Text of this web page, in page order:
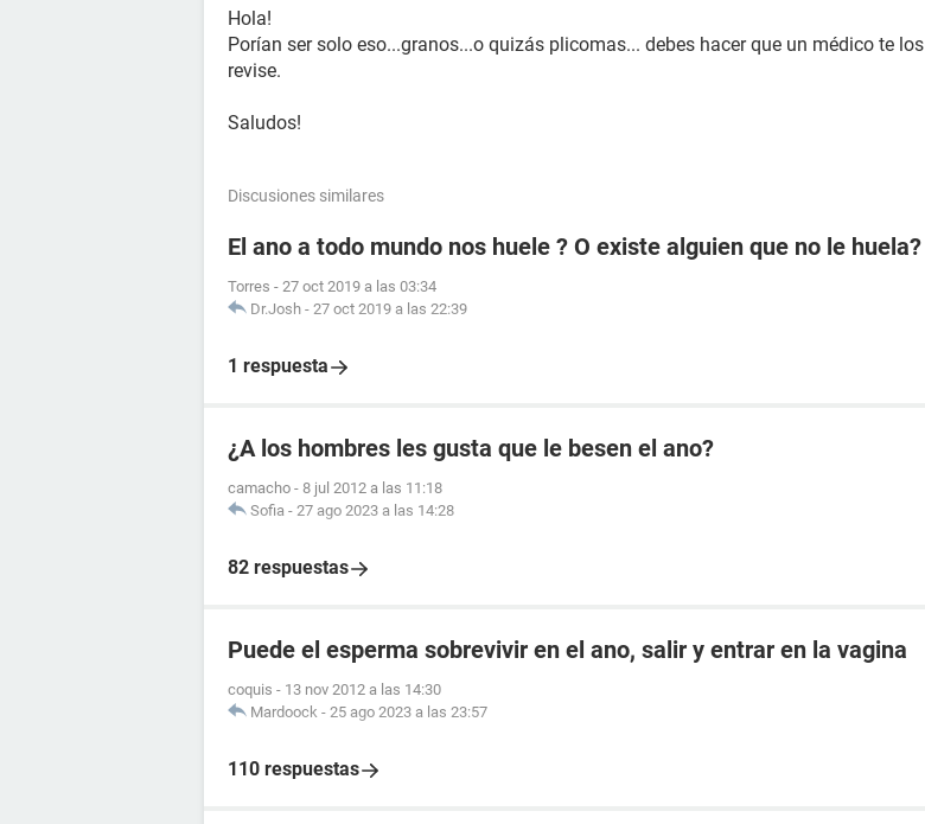
Hola!
Porían ser solo eso...granos...o quizás plicomas... debes hacer que un médico te los
revise.
Saludos!
Discusiones similares
El ano a todo mundo nos huele ? O existe alguien que no le huela?
Torres - 27 oct 2019 a las 03:34
Dr.Josh - 27 oct 2019 a las 22:39
1 respuesta
¿A los hombres les gusta que le besen el ano?
camacho - 8 jul 2012 a las 11:18
Sofia - 27 ago 2023 a las 14:28
82 respuestas
Puede el esperma sobrevivir en el ano, salir y entrar en la vagina
coquis - 13 nov 2012 a las 14:30
Mardoock - 25 ago 2023 a las 23:57
110 respuestas